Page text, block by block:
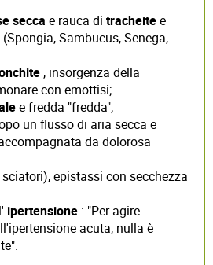
secca e rauca di tracheitee
Sambucus, Senega,
, insorgenza della
con emottisi;
e fredda "fredda";
un flusso di aria secca e
da dolorosa
epistassi con secchezza
ipertensione : "Per agire
acuta, nulla è